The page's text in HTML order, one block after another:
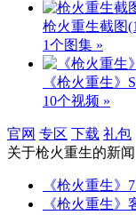
枪火重生截图
1个图集 »
《枪火重生》
10个视频 »
官网 专区 下载 礼包
关于枪火重生的新闻
《枪火重生
《枪火重生》